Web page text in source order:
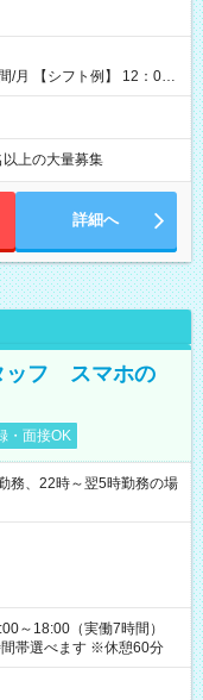
：00
以上の大量募集
詳細へ
ッフ スマホの
・面接OK
、22時～翌5時勤務の場
～18:00（実働7時間）
帯選べます ※休憩60分